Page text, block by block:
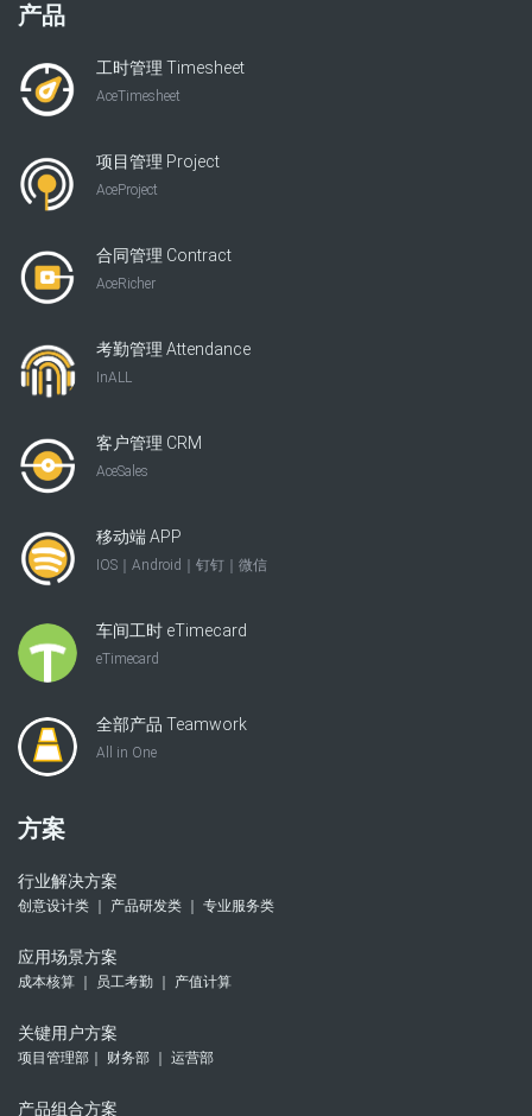
产品
工时管理 Timesheet
AceTimesheet
项目管理 Project
AceProject
合同管理 Contract
AceRicher
考勤管理 Attendance
InALL
客户管理 CRM
AceSales
移动端 APP
IOS｜Android｜钉钉｜微信
车间工时 eTimecard
eTimecard
全部产品 Teamwork
All in One
方案
行业解决方案
创意设计类 ｜ 产品研发类 ｜ 专业服务类
应用场景方案
成本核算 ｜ 员工考勤 ｜ 产值计算
关键用户方案
项目管理部｜ 财务部 ｜ 运营部
产品组合方案